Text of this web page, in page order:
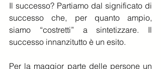
Il successo? Partiamo dal significato di
successo che, per quanto ampio,
siamo “costretti” a sintetizzare. Il
successo innanzitutto è un esito.
Per la maggior parte delle persone un